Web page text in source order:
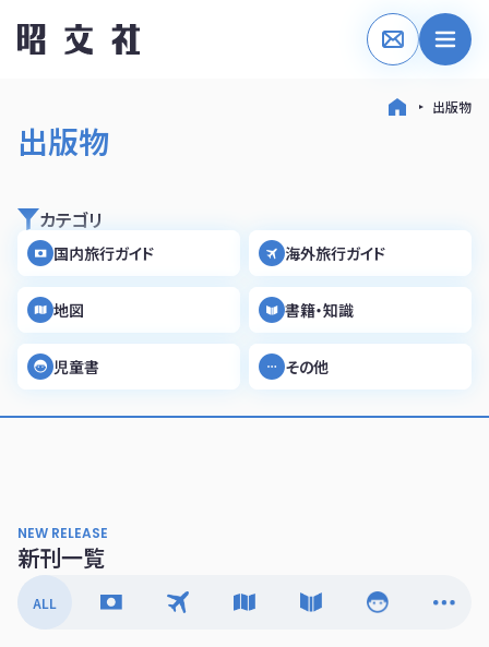
出版物
出版物
カテゴリ
国内旅行ガイド 海外旅行ガイド
地図 書籍・知識
児童書 その他
NEW RELEASE
新刊一覧
ALL